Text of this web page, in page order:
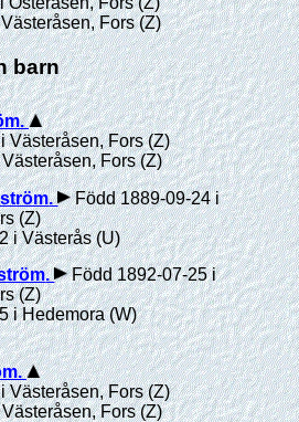
Fors (Z)
barn
.
Västeråsen, Fors (Z)
Fors (Z)
.
Född 1889-09-24 i
(Z)
i Västerås (U)
.
Född 1892-07-25 i
(Z)
i Hedemora (W)
.
Västeråsen, Fors (Z)
Fors (Z)